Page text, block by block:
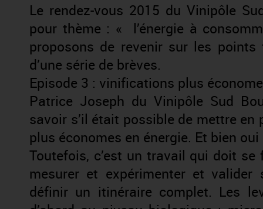
Le rendez-vous 2015 du Vinipôle
pour thème : « l’énergie à
proposons de revenir sur les
d’une série de brèves.
Episode 3 : vinifications plus
Patrice Joseph du Vinipôle Sud
savoir s’il était possible de mettre
plus économes en énergie. Et bien oui
Toutefois, c’est un travail qui doit
mesurer et expérimenter et
définir un itinéraire complet. Les